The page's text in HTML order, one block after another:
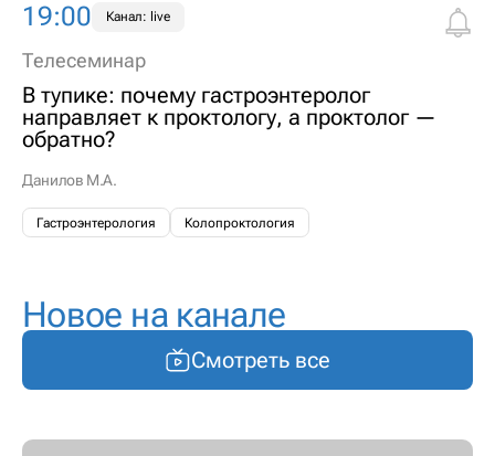
19:00 Канал: live
Телесеминар
В тупике: почему гастроэнтеролог
направляет к проктологу, а проктолог —
обратно?
Данилов М.А.
Гастроэнтерология Колопроктология
Новое на канале
Смотреть все